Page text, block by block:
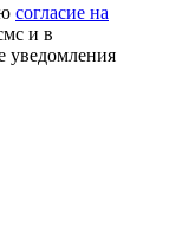
согласие на
и в
уведомления